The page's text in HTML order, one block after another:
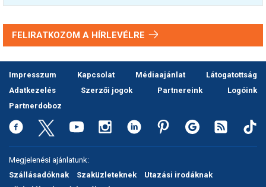
FELIRATKOZOM A HÍRLEVÉLRE
Impresszum Kapcsolat Médiaajánlat
Látogatottság
Adatkezelés
Szerzői jogok Partnereink
Logóink
Partnerdoboz
Megjelenési ajánlatunk:
Szállásadóknak
Szaküzleteknek
Utazási irodáknak